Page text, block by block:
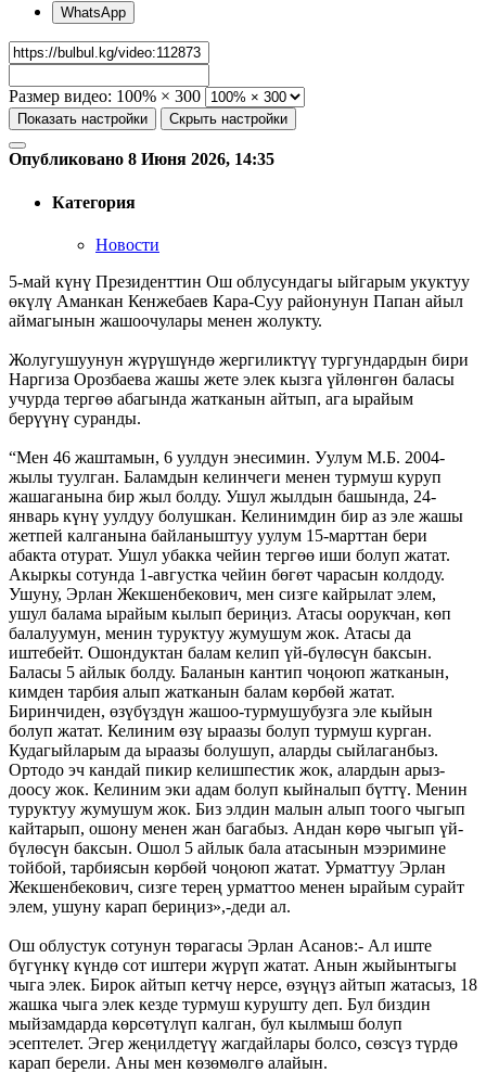
WhatsApp
Размер видео: 100% × 300
Показать настройки Скрыть настройки
Опубликовано 8 Июня 2026, 14:35
Категория
Новости
5-май күнү Президенттин Ош облусундагы ыйгарым укуктуу
өкүлү Аманкан Кенжебаев Кара-Суу районунун Папан айыл
аймагынын жашоочулары менен жолукту.
Жолугушуунун жүрүшүндө жергиликтүү тургундардын бири
Наргиза Орозбаева жашы жете элек кызга үйлөнгөн баласы
учурда тергөө абагында жатканын айтып, ага ырайым
берүүнү суранды.
“Мен 46 жаштамын, 6 уулдун энесимин. Уулум М.Б. 2004-
жылы туулган. Баламдын келинчеги менен турмуш куруп
жашаганына бир жыл болду. Ушул жылдын башында, 24-
январь күнү уулдуу болушкан. Келинимдин бир аз эле жашы
жетпей калганына байланыштуу уулум 15-марттан бери
абакта отурат. Ушул убакка чейин тергөө иши болуп жатат.
Акыркы сотунда 1-августка чейин бөгөт чарасын колдоду.
Ушуну, Эрлан Жекшенбекович, мен сизге кайрылат элем,
ушул балама ырайым кылып бериңиз. Атасы оорукчан, көп
балалуумун, менин туруктуу жумушум жок. Атасы да
иштебейт. Ошондуктан балам келип үй-бүлөсүн баксын.
Баласы 5 айлык болду. Баланын кантип чоңоюп жатканын,
кимден тарбия алып жатканын балам көрбөй жатат.
Биринчиден, өзүбүздүн жашоо-турмушубузга эле кыйын
болуп жатат. Келиним өзү ыраазы болуп турмуш курган.
Кудагыйларым да ыраазы болушуп, аларды сыйлаганбыз.
Ортодо эч кандай пикир келишпестик жок, алардын арыз-
доосу жок. Келиним эки адам болуп кыйналып бүттү. Менин
туруктуу жумушум жок. Биз элдин малын алып тоого чыгып
кайтарып, ошону менен жан багабыз. Андан көрө чыгып үй-
бүлөсүн баксын. Ошол 5 айлык бала атасынын мээримине
тойбой, тарбиясын көрбөй чоңоюп жатат. Урматтуу Эрлан
Жекшенбекович, сизге терең урматтоо менен ырайым сурайт
элем, ушуну карап бериңиз»,-деди ал.
Ош облустук сотунун төрагасы Эрлан Асанов:- Ал иште
бүгүнкү күндө сот иштери жүрүп жатат. Анын жыйынтыгы
чыга элек. Бирок айтып кетчү нерсе, өзүңүз айтып жатасыз, 18
жашка чыга элек кезде турмуш курушту деп. Бул биздин
мыйзамдарда көрсөтүлүп калган, бул кылмыш болуп
эсептелет. Эгер жеңилдетүү жагдайлары болсо, сөзсүз түрдө
карап берели. Аны мен көзөмөлгө алайын.